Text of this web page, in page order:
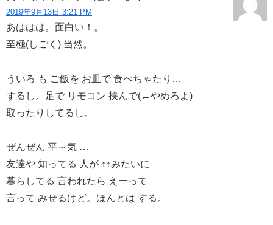
2019年9月13日 3:21 PM
あははは。面白い！。
至極(しごく) 当然。
ういろ も ご飯を お皿で 食べちゃたり…
するし。足で リモコン 挟んで(←やめろよ)
取ったりしてるし。
ぜんぜん 平～気 …
友達や 知ってる 人が ↑↑みたいに
暮らしてる 言われたら えーって
言って みせるけど。ほんとは する。